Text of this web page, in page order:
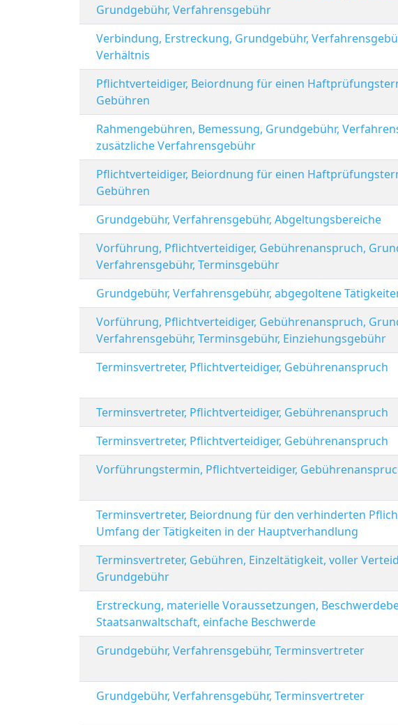
Grundgebühr, Verfahrensgebühr
Verbindung, Erstreckung, Grundgebühr,
Verhältnis
Pflichtverteidiger, Beiordnung für einen
Gebühren
Rahmengebühren, Bemessung, Grundgebühr,
zusätzliche Verfahrensgebühr
Pflichtverteidiger, Beiordnung für einen
Gebühren
Grundgebühr, Verfahrensgebühr, Abgeltungsbereiche
Vorführung, Pflichtverteidiger, Gebührenanspruch,
Verfahrensgebühr, Terminsgebühr
Grundgebühr, Verfahrensgebühr, abgegoltene
Vorführung, Pflichtverteidiger, Gebührenanspruch,
Verfahrensgebühr, Terminsgebühr, Einziehungsgebühr
Terminsvertreter, Pflichtverteidiger, Gebührenanspruch
Terminsvertreter, Pflichtverteidiger, Gebührenanspruch
Terminsvertreter, Pflichtverteidiger, Gebührenanspruch
Vorführungstermin, Pflichtverteidiger,
Terminsvertreter, Beiordnung für den verhinderten
Umfang der Tätigkeiten in der Hauptverhandlung
Terminsvertreter, Gebühren, Einzeltätigkeit, voller
Grundgebühr
Erstreckung, materielle Voraussetzungen,
Staatsanwaltschaft, einfache Beschwerde
Grundgebühr, Verfahrensgebühr, Terminsvertreter
Grundgebühr, Verfahrensgebühr, Terminsvertreter